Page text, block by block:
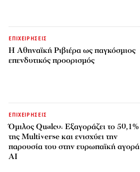
ΕΠΙΧΕΙΡΗΣΕΙΣ
Η Αθηναϊκή Ριβιέρα ως παγκόσμιος
επενδυτικός προορισμός
ΕΠΙΧΕΙΡΗΣΕΙΣ
Όμιλος Qualco: Εξαγοράζει το 50,1%
της Multiverse και ενισχύει την
παρουσία του στην ευρωπαϊκή αγορά
AI